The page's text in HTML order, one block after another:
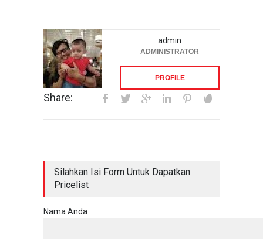
admin
ADMINISTRATOR
PROFILE
Share:
Silahkan Isi Form Untuk Dapatkan
Pricelist
Nama Anda